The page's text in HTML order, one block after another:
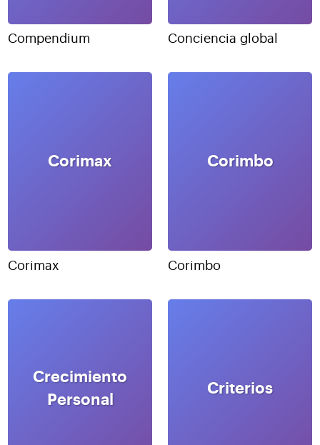
Compendium Conciencia global
Corimax
Corimax
Corimbo
Corimbo
Crecimiento
Personal
Criterios